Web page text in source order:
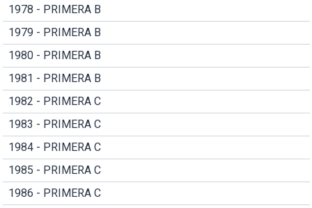
1978 - PRIMERA B
1979 - PRIMERA B
1980 - PRIMERA B
1981 - PRIMERA B
1982 - PRIMERA C
1983 - PRIMERA C
1984 - PRIMERA C
1985 - PRIMERA C
1986 - PRIMERA C